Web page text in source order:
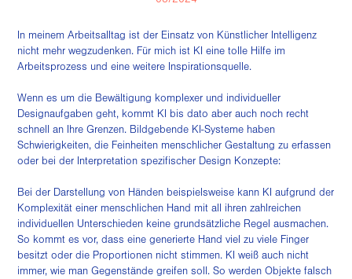
In meinem Arbeitsalltag ist der Einsatz von Künstlicher Intelligenz
nicht mehr wegzudenken. Für mich ist KI eine tolle Hilfe im
Arbeitsprozess und eine weitere Inspirationsquelle.
Wenn es um die Bewältigung komplexer und individueller
Designaufgaben geht, kommt KI bis dato aber auch noch recht
schnell an Ihre Grenzen. Bildgebende KI-Systeme haben
Schwierigkeiten, die Feinheiten menschlicher Gestaltung zu erfassen
oder bei der Interpretation spezifischer Design Konzepte:
Bei der Darstellung von Händen beispielsweise kann KI aufgrund der
Komplexität einer menschlichen Hand mit all ihren zahlreichen
individuellen Unterschieden keine grundsätzliche Regel ausmachen.
So kommt es vor, dass eine generierte Hand viel zu viele Finger
besitzt oder die Proportionen nicht stimmen. KI weiß auch nicht
immer, wie man Gegenstände greifen soll. So werden Objekte falsch